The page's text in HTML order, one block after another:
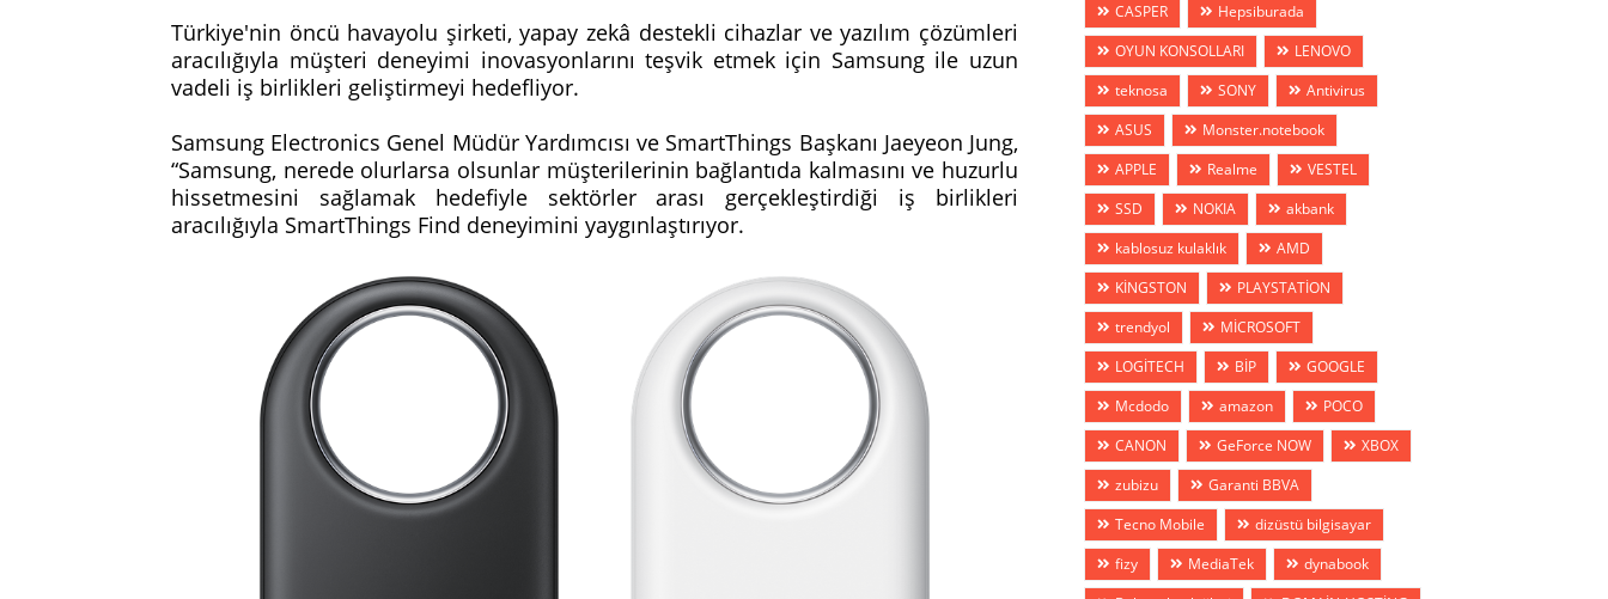
Türkiye'nin öncü havayolu şirketi, yapay zekâ destekli cihazlar ve yazılım çözümleri
aracılığıyla müşteri deneyimi inovasyonlarını teşvik etmek için Samsung ile uzun
vadeli iş birlikleri geliştirmeyi hedefliyor.
Samsung Electronics Genel Müdür Yardımcısı ve SmartThings Başkanı Jaeyeon Jung,
“Samsung, nerede olurlarsa olsunlar müşterilerinin bağlantıda kalmasını ve huzurlu
hissetmesini sağlamak hedefiyle sektörler arası gerçekleştirdiği iş birlikleri
aracılığıyla SmartThings Find deneyimini yaygınlaştırıyor.
CASPER
Hepsiburada
OYUN KONSOLLARI
LENOVO
teknosa
SONY
Antivirus
ASUS
Monster.notebook
APPLE
Realme
VESTEL
SSD
NOKIA
akbank
kablosuz kulaklık
AMD
KİNGSTON
PLAYSTATİON
trendyol
MİCROSOFT
LOGİTECH
BİP
GOOGLE
Mcdodo
amazon
POCO
CANON
GeForce NOW
XBOX
zubizu
Garanti BBVA
Tecno Mobile
dizüstü bilgisayar
fizy
MediaTek
dynabook